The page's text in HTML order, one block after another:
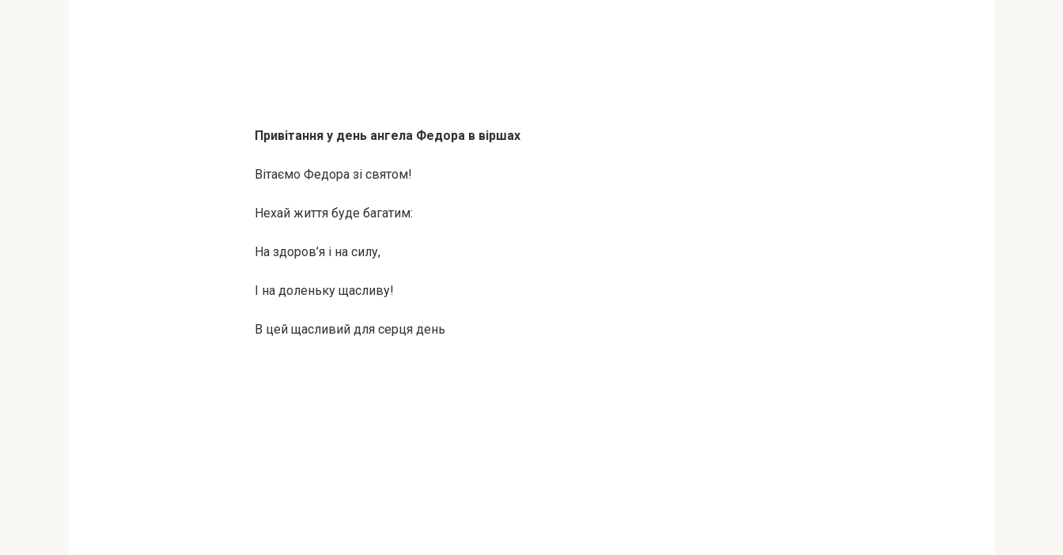
Привітання у день ангела Федора в віршах
Вітаємо Федора зі святом!
Нехай життя буде багатим:
На здоров’я і на силу,
І на доленьку щасливу!
В цей щасливий для серця день